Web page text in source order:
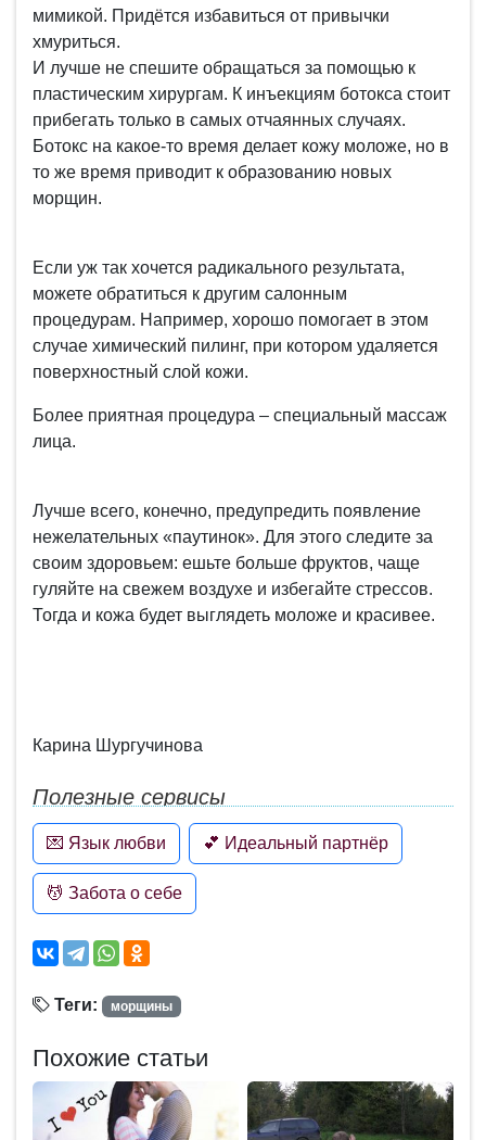
мимикой. Придётся избавиться от привычки
хмуриться.
И лучше не спешите обращаться за помощью к
пластическим хирургам. К инъекциям ботокса стоит
прибегать только в самых отчаянных случаях.
Ботокс на какое-то время делает кожу моложе, но в
то же время приводит к образованию новых
морщин.
Если уж так хочется радикального результата,
можете обратиться к другим салонным
процедурам. Например, хорошо помогает в этом
случае химический пилинг, при котором удаляется
поверхностный слой кожи.
Более приятная процедура – специальный массаж
лица.
Лучше всего, конечно, предупредить появление
нежелательных «паутинок». Для этого следите за
своим здоровьем: ешьте больше фруктов, чаще
гуляйте на свежем воздухе и избегайте стрессов.
Тогда и кожа будет выглядеть моложе и красивее.
Карина Шургучинова
Полезные сервисы
💌 Язык любви 💕 Идеальный партнёр
💆 Забота о себе
Теги: морщины
Похожие статьи